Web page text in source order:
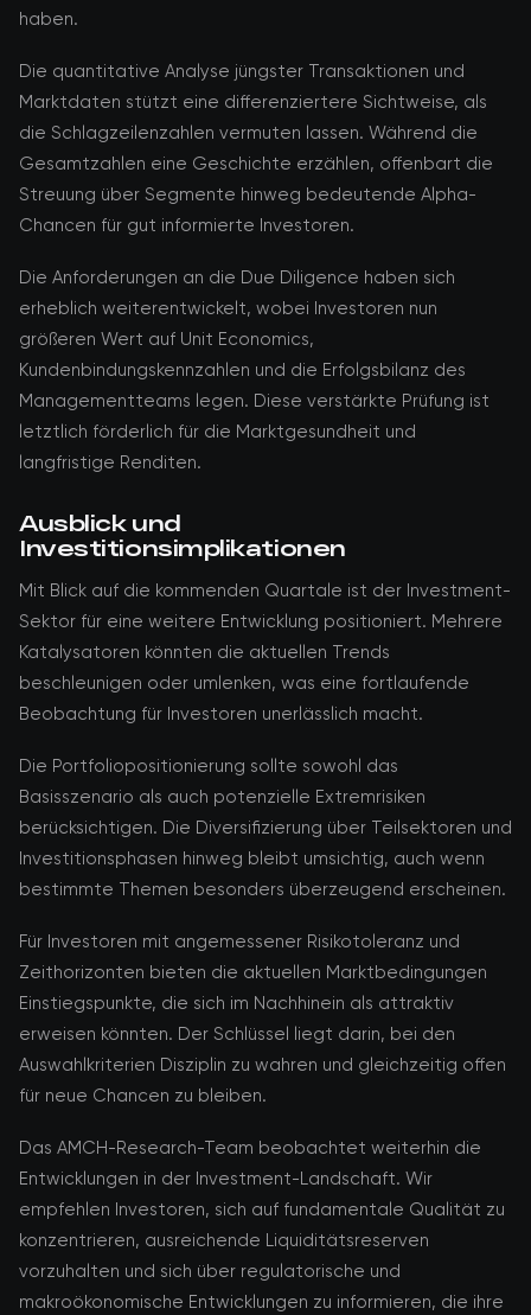
haben.
Die quantitative Analyse jüngster Transaktionen und
Marktdaten stützt eine differenziertere Sichtweise, als
die Schlagzeilenzahlen vermuten lassen. Während die
Gesamtzahlen eine Geschichte erzählen, offenbart die
Streuung über Segmente hinweg bedeutende Alpha-
Chancen für gut informierte Investoren.
Die Anforderungen an die Due Diligence haben sich
erheblich weiterentwickelt, wobei Investoren nun
größeren Wert auf Unit Economics,
Kundenbindungskennzahlen und die Erfolgsbilanz des
Managementteams legen. Diese verstärkte Prüfung ist
letztlich förderlich für die Marktgesundheit und
langfristige Renditen.
Ausblick und
Investitionsimplikationen
Mit Blick auf die kommenden Quartale ist der Investment-
Sektor für eine weitere Entwicklung positioniert. Mehrere
Katalysatoren könnten die aktuellen Trends
beschleunigen oder umlenken, was eine fortlaufende
Beobachtung für Investoren unerlässlich macht.
Die Portfoliopositionierung sollte sowohl das
Basisszenario als auch potenzielle Extremrisiken
berücksichtigen. Die Diversifizierung über Teilsektoren und
Investitionsphasen hinweg bleibt umsichtig, auch wenn
bestimmte Themen besonders überzeugend erscheinen.
Für Investoren mit angemessener Risikotoleranz und
Zeithorizonten bieten die aktuellen Marktbedingungen
Einstiegspunkte, die sich im Nachhinein als attraktiv
erweisen könnten. Der Schlüssel liegt darin, bei den
Auswahlkriterien Disziplin zu wahren und gleichzeitig offen
für neue Chancen zu bleiben.
Das AMCH-Research-Team beobachtet weiterhin die
Entwicklungen in der Investment-Landschaft. Wir
empfehlen Investoren, sich auf fundamentale Qualität zu
konzentrieren, ausreichende Liquiditätsreserven
vorzuhalten und sich über regulatorische und
makroökonomische Entwicklungen zu informieren, die ihre